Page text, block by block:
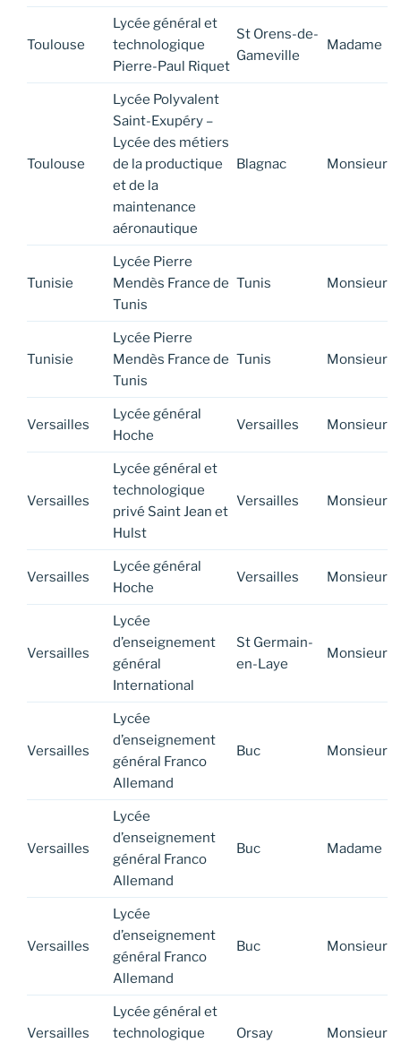
Toulouse
Lycée général et
technologique
Pierre-Paul Riquet
St Orens-de-
Gameville
Madame
Toulouse
Lycée Polyvalent
Saint-Exupéry –
Lycée des métiers
de la productique
et de la
maintenance
aéronautique
Blagnac Monsieur
Tunisie
Lycée Pierre
Mendès France de
Tunis
Tunis Monsieur
Tunisie
Lycée Pierre
Mendès France de
Tunis
Tunis Monsieur
Versailles
Lycée général
Hoche
Versailles Monsieur
Versailles
Lycée général et
technologique
privé Saint Jean et
Hulst
Versailles Monsieur
Versailles
Lycée général
Hoche
Versailles Monsieur
Versailles
Lycée
d’enseignement
général
International
St Germain-
en-Laye
Monsieur
Versailles
Lycée
d’enseignement
général Franco
Allemand
Buc Monsieur
Versailles
Lycée
d’enseignement
général Franco
Allemand
Buc Madame
Versailles
Lycée
d’enseignement
général Franco
Allemand
Buc Monsieur
Versailles
Lycée général et
technologique
Orsay Monsieur